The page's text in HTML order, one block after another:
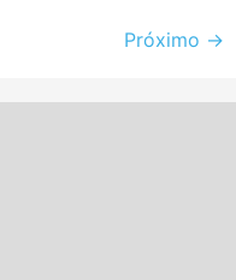
Próximo →